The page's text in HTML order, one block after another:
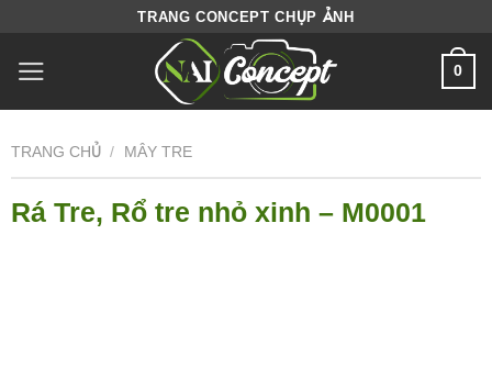
content
TRANG CONCEPT CHỤP ẢNH
0
TRANG CHỦ / MÂY TRE
Rá Tre, Rổ tre nhỏ xinh – M0001